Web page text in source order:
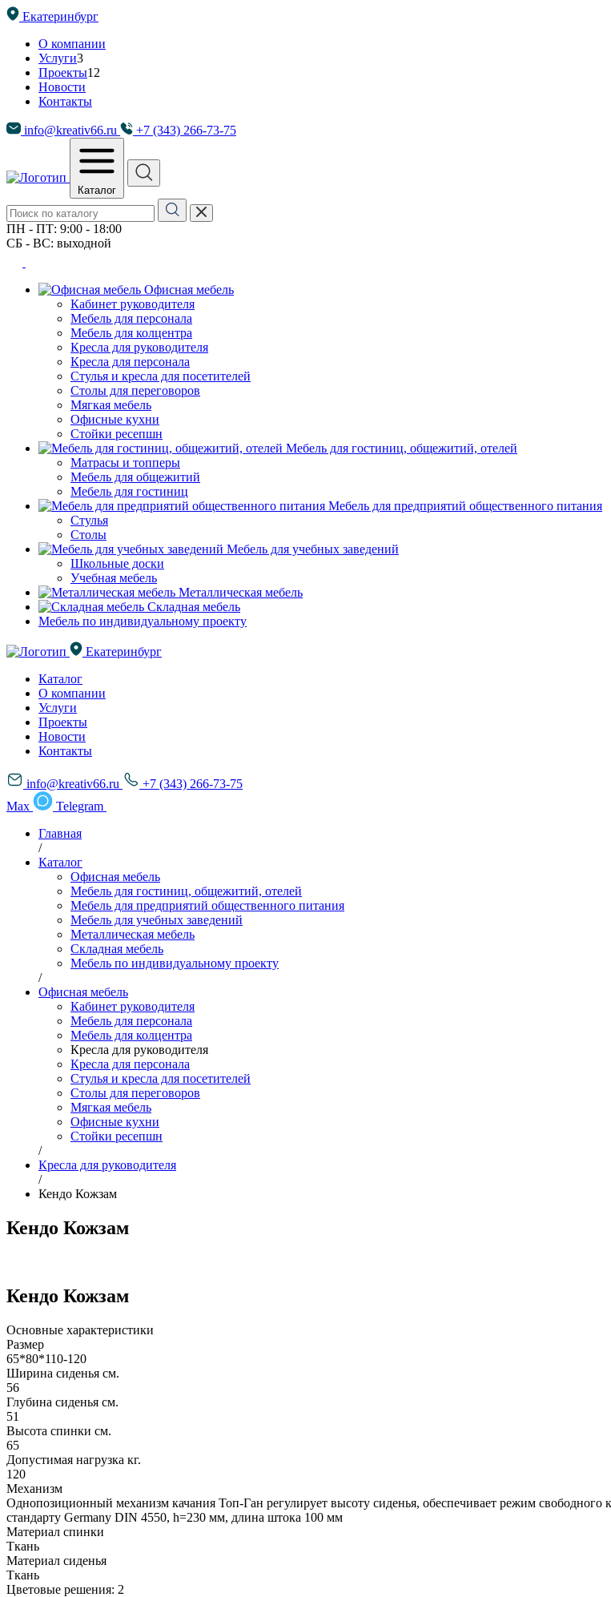
Екатеринбург
О компании
Услуги3
Проекты12
Новости
Контакты
info@kreativ66.ru +7 (343) 266-73-75
Каталог
ПН - ПТ: 9:00 - 18:00
СБ - ВС: выходной
Офисная мебель
Кабинет руководителя
Мебель для персонала
Мебель для колцентра
Кресла для руководителя
Кресла для персонала
Стулья и кресла для посетителей
Столы для переговоров
Мягкая мебель
Офисные кухни
Стойки ресепшн
Мебель для гостиниц, общежитий, отелей
Матрасы и топперы
Мебель для общежитий
Мебель для гостиниц
Мебель для предприятий общественного питания
Стулья
Столы
Мебель для учебных заведений
Школьные доски
Учебная мебель
Металлическая мебель
Складная мебель
Мебель по индивидуальному проекту
Екатеринбург
Каталог
О компании
Услуги
Проекты
Новости
Контакты
info@kreativ66.ru
+7 (343) 266-73-75
Max
Telegram
Главная
/
Каталог
Офисная мебель
Мебель для гостиниц, общежитий, отелей
Мебель для предприятий общественного питания
Мебель для учебных заведений
Металлическая мебель
Складная мебель
Мебель по индивидуальному проекту
/
Офисная мебель
Кабинет руководителя
Мебель для персонала
Мебель для колцентра
Кресла для руководителя
Кресла для персонала
Стулья и кресла для посетителей
Столы для переговоров
Мягкая мебель
Офисные кухни
Стойки ресепшн
/
Кресла для руководителя
/
Кендо Кожзам
Кендо Кожзам
Кендо Кожзам
Основные характеристики
Размер
65*80*110-120
Ширина сиденья см.
56
Глубина сиденья см.
51
Высота спинки см.
65
Допустимая нагрузка кг.
120
Механизм
Однопозиционный механизм качания Топ-Ган регулирует высоту сиденья, обеспечивает режим
стандарту Germany DIN 4550, h=230 мм, длина штока 100 мм
Материал спинки
Ткань
Материал сиденья
Ткань
Цветовые решения: 2